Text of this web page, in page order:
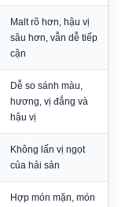
Malt rõ hơn, hậu vị
sâu hơn, vẫn dễ tiếp
cận
Dễ so sánh màu,
hương, vị đắng và
hậu vị
Không lấn vị ngọt
của hải sản
Hợp món mặn, món